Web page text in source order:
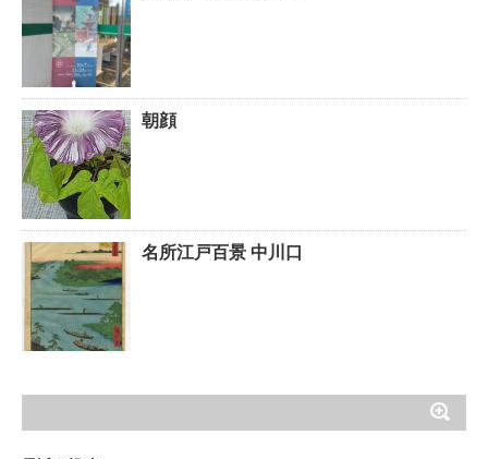
朝顔
名所江戸百景 中川口